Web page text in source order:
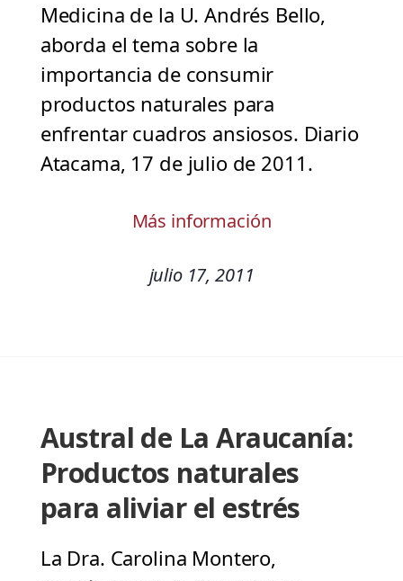
Medicina de la U. Andrés Bello,
aborda el tema sobre la
importancia de consumir
productos naturales para
enfrentar cuadros ansiosos. Diario
Atacama, 17 de julio de 2011.
Más información
julio 17, 2011
Austral de La Araucanía:
Productos naturales
para aliviar el estrés
La Dra. Carolina Montero,